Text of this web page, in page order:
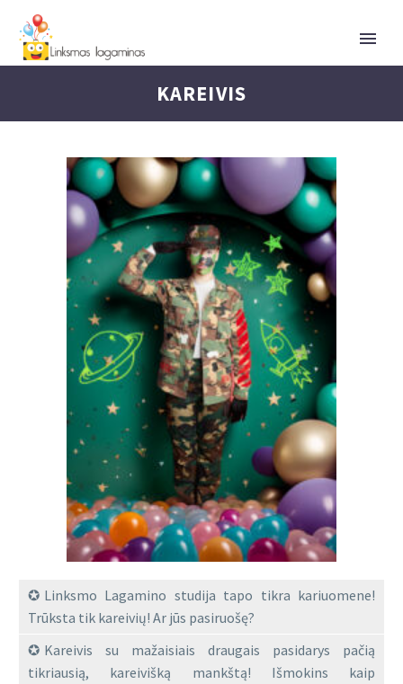
KAREIVIS
Linksmo Lagamino studija tapo tikra kariuomene!
Trūksta tik kareivių! Ar jūs pasiruošę?
Kareivis su mažaisiais draugais pasidarys pačią
tikriausią, kareivišką mankštą! Išmokins kaip